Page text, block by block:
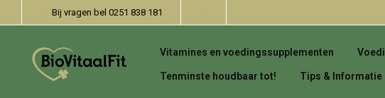
Bij vragen bel 0251 838 181
Vitamines en voedingssupplementen
Tenminste houdbaar tot! Tips & Informatie